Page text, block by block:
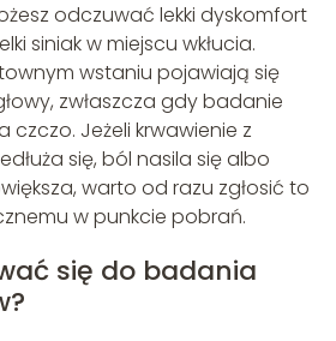
odczuwać lekki dyskomfort
siniak w miejscu wkłucia.
wstaniu pojawiają się
zwłaszcza gdy badanie
czczo. Jeżeli krwawienie z
się, ból nasila się albo
warto od razu zgłosić to
w punkcie pobrań.
się do badania